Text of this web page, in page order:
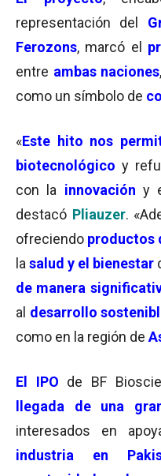
representación del
Ferozons, marcó el
entre ambas naciones
como un símbolo de
«Este hito nos
biotecnológico y
con la innovación y
destacó Pliauzer.
ofreciendo productos
la salud y el bienestar
de manera
al desarrollo
como en la región de
El IPO de BF
llegada de una
interesados en
industria en